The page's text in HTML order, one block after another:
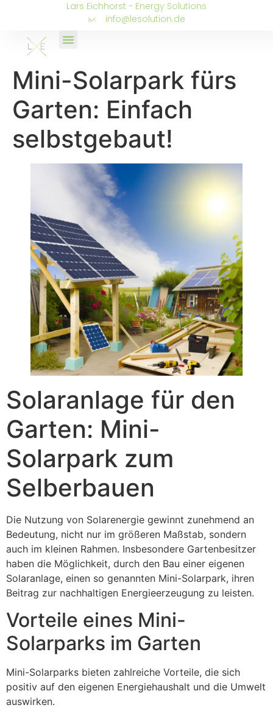
Lars Eichhorst - Energy Solutions
info@lesolution.de
Mini-Solarpark fürs
Garten: Einfach
selbstgebaut!
Solaranlage für den
Garten: Mini-
Solarpark zum
Selberbauen
Die Nutzung von Solarenergie gewinnt zunehmend an
Bedeutung, nicht nur im größeren Maßstab, sondern
auch im kleinen Rahmen. Insbesondere Gartenbesitzer
haben die Möglichkeit, durch den Bau einer eigenen
Solaranlage, einen so genannten Mini-Solarpark, ihren
Beitrag zur nachhaltigen Energieerzeugung zu leisten.
Vorteile eines Mini-
Solarparks im Garten
Mini-Solarparks bieten zahlreiche Vorteile, die sich
positiv auf den eigenen Energiehaushalt und die Umwelt
auswirken.